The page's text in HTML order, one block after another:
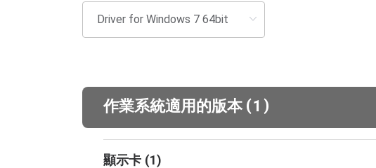
作業系統適用的版本 (1 )
顯示卡 (1)